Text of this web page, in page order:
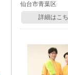
仙台市青葉区
詳細はこ